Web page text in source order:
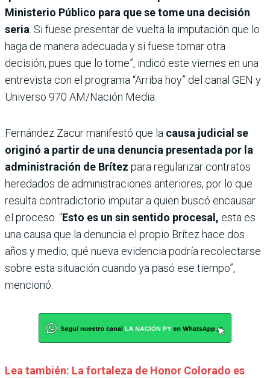
Ministerio Público para que se tome una decisión
seria. Si fuese presentar de vuelta la imputación que lo
haga de manera adecuada y si fuese tomar otra
decisión, pues que lo tome”, indicó este viernes en una
entrevista con el programa “Arriba hoy” del canal GEN y
Universo 970 AM/Nación Media.
Fernández Zacur manifestó que la causa judicial se
originó a partir de una denuncia presentada por la
administración de Brítez para regularizar contratos
heredados de administraciones anteriores, por lo que
resulta contradictorio imputar a quien buscó encausar
el proceso. “Esto es un sin sentido procesal, esta es
una causa que la denuncia el propio Brítez hace dos
años y medio, qué nueva evidencia podría recolectarse
sobre esta situación cuando ya pasó ese tiempo”,
mencionó.
Lea también: La fortaleza de Honor Colorado es